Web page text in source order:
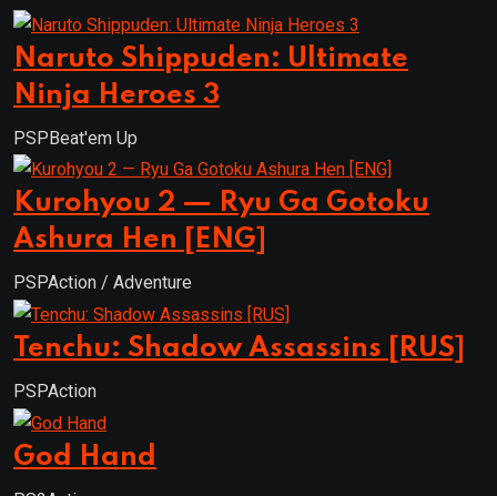
Naruto Shippuden: Ultimate
Ninja Heroes 3
PSPBeat'em Up
Kurohyou 2 — Ryu Ga Gotoku
Ashura Hen [ENG]
PSPAction / Adventure
Tenchu: Shadow Assassins [RUS]
PSPAction
God Hand